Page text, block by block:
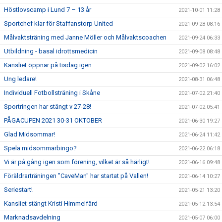
Höstlovscamp i Lund 7 – 13 år 2021-10-01 11:28
Sportchef klar för Staffanstorp United 2021-09-28 08:16
Målvaktsträning med Janne Möller och Målvaktscoachen 2021-09-24 06:33
Utbildning - basal idrottsmedicin 2021-09-08 08:48
Kansliet öppnar på tisdag igen 2021-09-02 16:02
Ung ledare! 2021-08-31 06:48
Individuell Fotbollsträning i Skåne 2021-07-02 21:40
Sportringen har stängt v 27-28! 2021-07-02 05:41
PÅGACUPEN 2021 30-31 OKTOBER 2021-06-30 19:27
Glad Midsommar! 2021-06-24 11:42
Spela midsommarbingo? 2021-06-22 06:18
Vi är på gång igen som förening, vilket är så härligt! 2021-06-16 09:48
Föräldrarträningen "CaveMan" har startat på Vallen! 2021-06-14 10:27
Seriestart! 2021-05-21 13:20
Kansliet stängt Kristi Himmelfärd 2021-05-12 13:54
Marknadsavdelning 2021-05-07 06:00